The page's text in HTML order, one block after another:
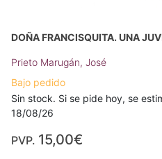
DOÑA FRANCISQUITA. UNA
Prieto Marugán, José
Bajo pedido
Sin stock. Si se pide hoy, se
18/08/26
PVP. 15,00€